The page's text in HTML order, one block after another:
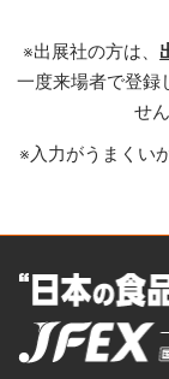
※出展社の方は、
一度来場者で登録
せ
※入力がうまくい